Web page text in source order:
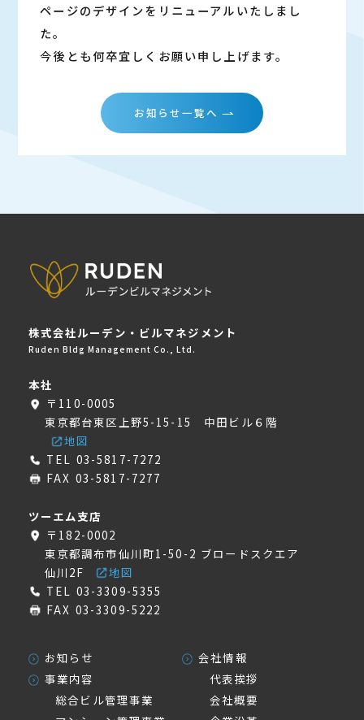
ページのデザインをリニューアルいたしまし
た。
今後とも何卒宜しくお願い申し上げます。
お知らせ一覧へ
株式会社ルーデン・ビルマネジメント
Ruden Bldg Management Co., Ltd.
本社
〒110-0005
東京都台東区上野5-15-15 中田ビル６階
地図
TEL 03-5817-7272
FAX 03-5817-7277
ツーエム支店
〒182-0002
東京都調布市仙川町1-50-2 ブロードスクエア
仙川2F
地図
TEL 03-3309-5355
FAX 03-3309-5222
お知らせ
事業内容
総合ビル管理事業
会社情報
代表挨拶
会社概要